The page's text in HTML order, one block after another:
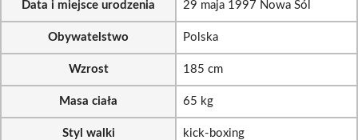
Data i miejsce urodzenia 29 maja 1997 Nowa Sól
Obywatelstwo Polska
Wzrost 185 cm
Masa ciała 65 kg
Styl walki kick-boxing